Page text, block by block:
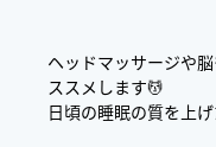
ヘッドマッサージや
ススメします💆
日頃の睡眠の質を上